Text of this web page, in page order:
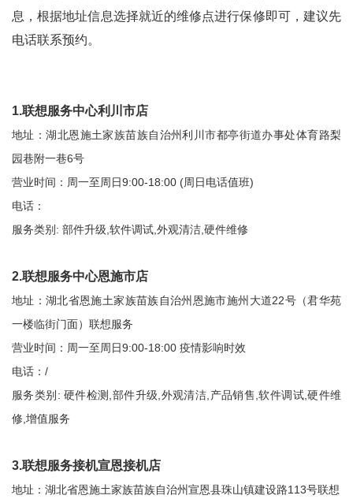
息，根据地址信息选择就近的维修点进行保修即可，建议先
电话联系预约。
1.联想服务中心利川市店
地址：湖北恩施土家族苗族自治州利川市都亭街道办事处体育路梨
园巷附一巷6号
营业时间：周一至周日9:00-18:00 (周日电话值班)
电话：
服务类别: 部件升级,软件调试,外观清洁,硬件维修
2.联想服务中心恩施市店
地址：湖北省恩施土家族苗族自治州恩施市施州大道22号（君华苑
一楼临街门面）联想服务
营业时间：周一至周日9:00-18:00 疫情影响时效
电话：/
服务类别: 硬件检测,部件升级,外观清洁,产品销售,软件调试,硬件维
修,增值服务
3.联想服务接机宣恩接机店
地址：湖北省恩施土家族苗族自治州宣恩县珠山镇建设路113号联想